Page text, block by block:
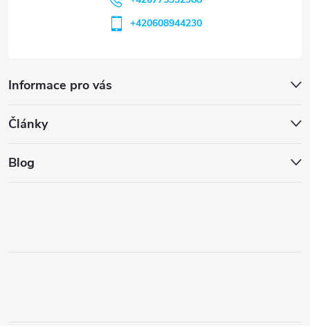
Informace pro vás
Články
Blog
+420608944230